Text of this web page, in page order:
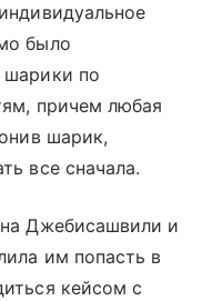
было
шарики по
причем любая
шарик,
все сначала.
Джебисашвили и
им попасть в
кейсом с